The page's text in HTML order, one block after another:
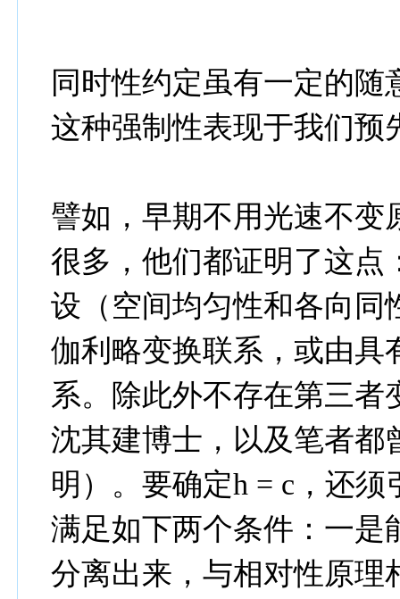
同时性约定虽有一定的
这种强制性表现于我们预
譬如，早期不用光速不变
很多，他们都证明了这点
设（空间均匀性和各向同
伽利略变换联系，或由具
系。除此外不存在第三
沈其建博士，以及笔者都
明）。要确定h = c，还
满足如下两个条件：一是
分离出来，与相对性原理